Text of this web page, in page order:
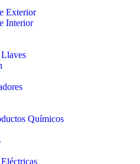
Exterior
Interior
Químicos